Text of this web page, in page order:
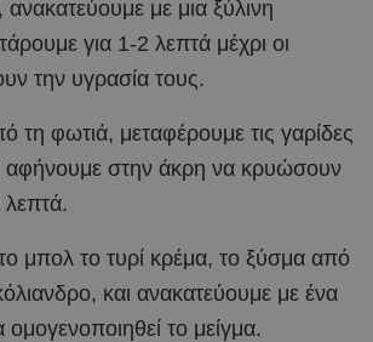
ανακατεύουμε με μια ξύλινη
για 1-2 λεπτά μέχρι οι
την υγρασία τους.
φωτιά, μεταφέρουμε τις γαρίδες
αφήνουμε στην άκρη να κρυώσουν
μπολ το τυρί κρέμα, το ξύσμα από
και ανακατεύουμε με ένα
ομογενοποιηθεί το μείγμα.